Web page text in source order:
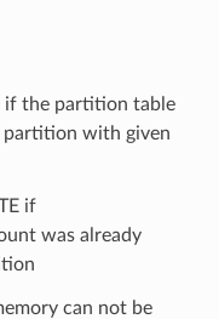
if the partition table
partition with given
if
was already
can not be